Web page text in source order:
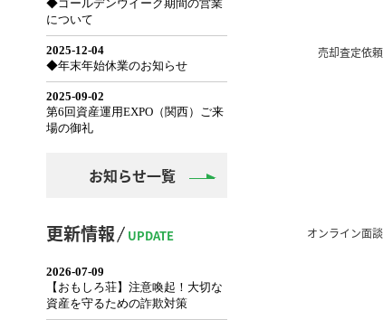
お知らせ一覧
更新情報 UPDATE
売却査定依頼
オンライン面談